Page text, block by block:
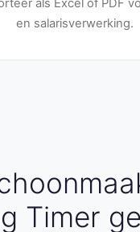
als Excel of PDF
en salarisverwerking.
Timer